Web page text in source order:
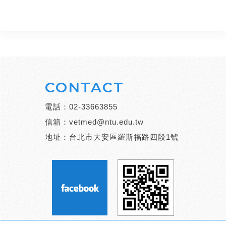
CONTACT
電話： 02-33663855
信箱： vetmed@ntu.edu.tw
地址：台北市大安區羅斯福路四段1號